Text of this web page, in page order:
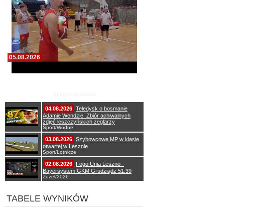
05.08.2026
04.08.2026 Teledysk o bosmanie
Adamie Wendzie. Zbiór achiwalnych
zdjęć leszczyńskich żeglarzy
Sport/Wodne
03.08.2026 Szybowcowe MP w klasie
otwartej w Lesznie
Sport/Lotnicze
02.08.2026
Fogo Unia Leszno -
Bayersystem GKM Grudziądz 51:39
Żużel/2026
TABELE WYNIKÓW